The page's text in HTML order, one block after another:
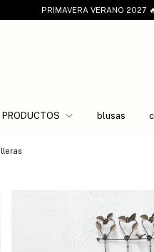
PRIMAVERA VERANO 2027
blusas